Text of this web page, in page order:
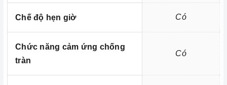
hiện nay
Chế độ hẹn giờ Có
Chức năng cảm ứng chống
tràn
Có